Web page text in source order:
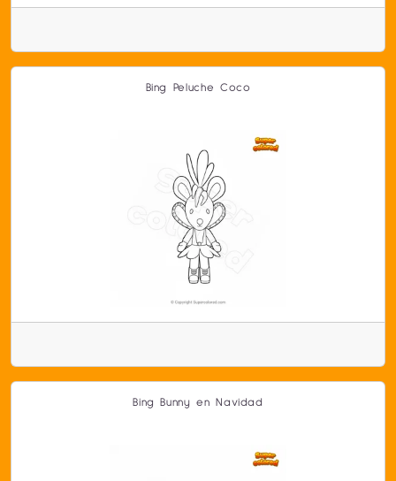
Bing Peluche Coco
Bing Bunny en Navidad